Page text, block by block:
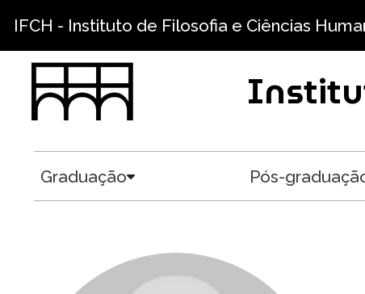
IFCH - Instituto de Filosofia e Ciências
Graduação Pós-